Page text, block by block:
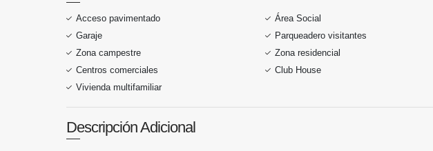
Acceso pavimentado Área Social
Garaje
Parqueadero visitantes
Zona campestre
Zona residencial
Centros comerciales
Club House
Vivienda multifamiliar
Descripción Adicional